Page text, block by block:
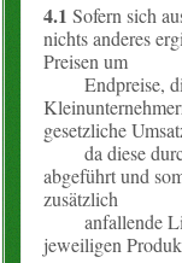
4.1 Sofern sich
nichts anderes
Preisen um
Endpreise,
gesetzliche
da diese
abgeführt und
zusätzlich
anfallende
jeweiligen